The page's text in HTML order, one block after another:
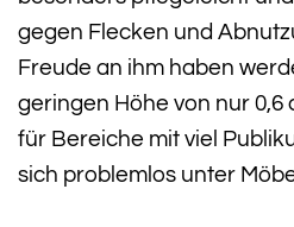
gegen Flecken und
Freude an ihm haben
geringen Höhe von nur 0,6
für Bereiche mit viel
sich problemlos unter